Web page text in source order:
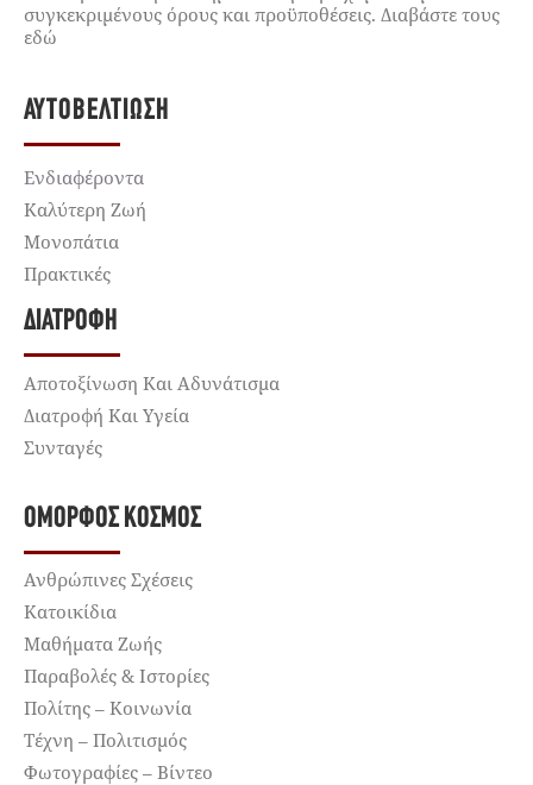
συγκεκριμένους όρους και προϋποθέσεις. Διαβάστε τους
εδώ
ΑΥΤΟΒΕΛΤΊΩΣΗ
Ενδιαφέροντα
Καλύτερη Ζωή
Μονοπάτια
Πρακτικές
ΔΙΑΤΡΟΦΉ
Αποτοξίνωση Και Αδυνάτισμα
Διατροφή Και Υγεία
Συνταγές
ΌΜΟΡΦΟΣ ΚΌΣΜΟΣ
Ανθρώπινες Σχέσεις
Κατοικίδια
Μαθήματα Ζωής
Παραβολές & Ιστορίες
Πολίτης – Κοινωνία
Τέχνη – Πολιτισμός
Φωτογραφίες – Βίντεο